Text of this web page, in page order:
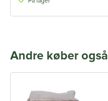
Andre køber også